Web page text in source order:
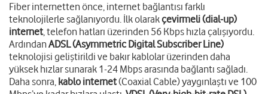
Fiber internetten önce, internet bağlantısı farklı
teknolojilerle sağlanıyordu. İlk olarakçevirmeli (dial-up)
internet, telefon hatları üzerinden 56 Kbps hızla çalışıyordu.
ArdındanADSL (Asymmetric Digital Subscriber Line)
teknolojisi geliştirildi ve bakır kablolar üzerinden daha
yüksek hızlar sunarak 1-24 Mbps arasında bağlantı sağladı.
Daha sonra, kablo internet(Coaxial Cable) yaygınlaştı ve 100